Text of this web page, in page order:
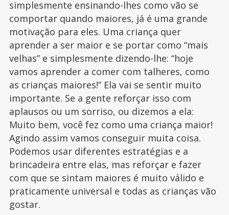
simplesmente ensinando-lhes como vão se
comportar quando maiores, já é uma grande
motivação para eles. Uma criança quer
aprender a ser maior e se portar como “mais
velhas” e simplesmente dizendo-lhe: “hoje
vamos aprender a comer com talheres, como
as crianças maiores!” Ela vai se sentir muito
importante. Se a gente reforçar isso com
aplausos ou um sorriso, ou dizemos a ela:
Muito bem, você fez como uma criança maior!
Agindo assim vamos conseguir muita coisa.
Podemos usar diferentes estratégias e a
brincadeira entre elas, mas reforçar e fazer
com que se sintam maiores é muito válido e
praticamente universal e todas as crianças vão
gostar.